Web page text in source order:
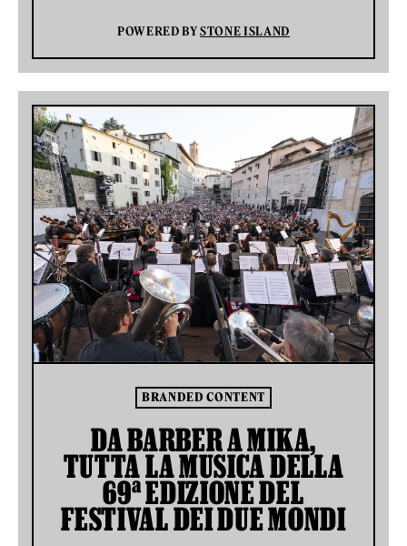
POWERED BYSTONE ISLAND
BRANDED CONTENT
DA BARBER A MIKA,
TUTTA LA MUSICA DELLA
69ª EDIZIONE DEL
FESTIVAL DEI DUE MONDI